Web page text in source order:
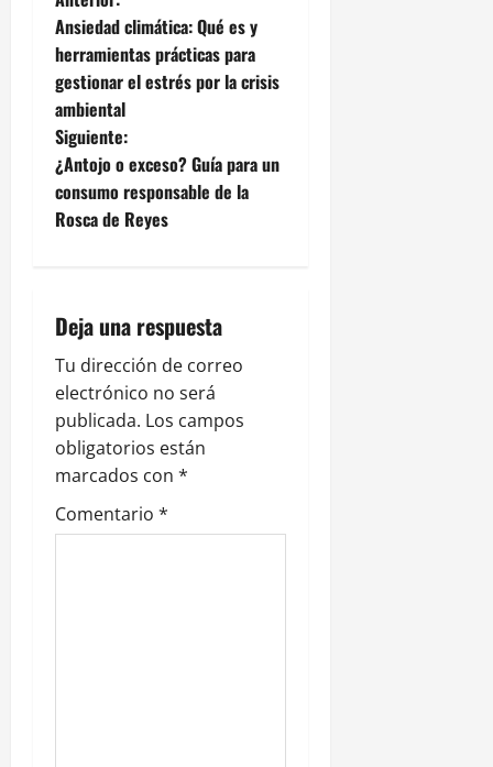
a
v
e
g
a
i
ó
n
d
e
Ansiedad climática: Qué es y
herramientas prácticas para
gestionar el estrés por la crisis
ambiental
Siguiente:
¿Antojo o exceso? Guía para un
consumo responsable de la
Rosca de Reyes
Deja una respuesta
Tu dirección de correo
electrónico no será
publicada. Los campos
obligatorios están
marcados con *
Comentario *